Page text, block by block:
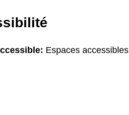
Espaces accessibles